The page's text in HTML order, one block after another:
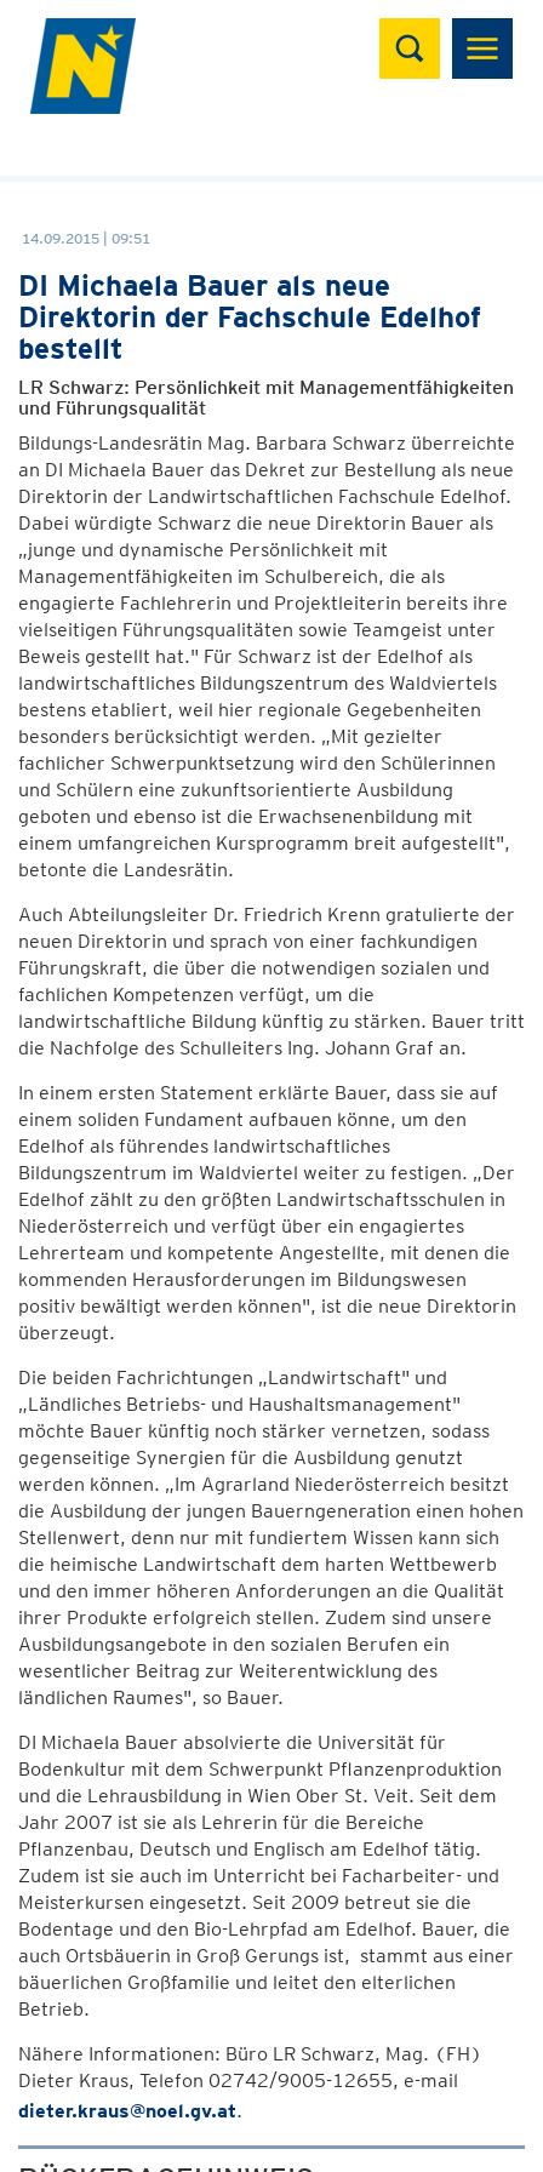
Suchen
14.09.2015 | 09:51
DI Michaela Bauer als neue
Direktorin der Fachschule Edelhof
bestellt
LR Schwarz: Persönlichkeit mit Managementfähigkeiten
und Führungsqualität
Bildungs-Landesrätin Mag. Barbara Schwarz überreichte
an DI Michaela Bauer das Dekret zur Bestellung als neue
Direktorin der Landwirtschaftlichen Fachschule Edelhof.
Dabei würdigte Schwarz die neue Direktorin Bauer als
„junge und dynamische Persönlichkeit mit
Managementfähigkeiten im Schulbereich, die als
engagierte Fachlehrerin und Projektleiterin bereits ihre
vielseitigen Führungsqualitäten sowie Teamgeist unter
Beweis gestellt hat." Für Schwarz ist der Edelhof als
landwirtschaftliches Bildungszentrum des Waldviertels
bestens etabliert, weil hier regionale Gegebenheiten
besonders berücksichtigt werden. „Mit gezielter
fachlicher Schwerpunktsetzung wird den Schülerinnen
und Schülern eine zukunftsorientierte Ausbildung
geboten und ebenso ist die Erwachsenenbildung mit
einem umfangreichen Kursprogramm breit aufgestellt",
betonte die Landesrätin.
Auch Abteilungsleiter Dr. Friedrich Krenn gratulierte der
neuen Direktorin und sprach von einer fachkundigen
Führungskraft, die über die notwendigen sozialen und
fachlichen Kompetenzen verfügt, um die
landwirtschaftliche Bildung künftig zu stärken. Bauer tritt
die Nachfolge des Schulleiters Ing. Johann Graf an.
In einem ersten Statement erklärte Bauer, dass sie auf
einem soliden Fundament aufbauen könne, um den
Edelhof als führendes landwirtschaftliches
Bildungszentrum im Waldviertel weiter zu festigen. „Der
Edelhof zählt zu den größten Landwirtschaftsschulen in
Niederösterreich und verfügt über ein engagiertes
Lehrerteam und kompetente Angestellte, mit denen die
kommenden Herausforderungen im Bildungswesen
positiv bewältigt werden können", ist die neue Direktorin
überzeugt.
Die beiden Fachrichtungen „Landwirtschaft" und
„Ländliches Betriebs- und Haushaltsmanagement"
möchte Bauer künftig noch stärker vernetzen, sodass
gegenseitige Synergien für die Ausbildung genutzt
werden können. „Im Agrarland Niederösterreich besitzt
die Ausbildung der jungen Bauerngeneration einen hohen
Stellenwert, denn nur mit fundiertem Wissen kann sich
die heimische Landwirtschaft dem harten Wettbewerb
und den immer höheren Anforderungen an die Qualität
ihrer Produkte erfolgreich stellen. Zudem sind unsere
Ausbildungsangebote in den sozialen Berufen ein
wesentlicher Beitrag zur Weiterentwicklung des
ländlichen Raumes", so Bauer.
DI Michaela Bauer absolvierte die Universität für
Bodenkultur mit dem Schwerpunkt Pflanzenproduktion
und die Lehrausbildung in Wien Ober St. Veit. Seit dem
Jahr 2007 ist sie als Lehrerin für die Bereiche
Pflanzenbau, Deutsch und Englisch am Edelhof tätig.
Zudem ist sie auch im Unterricht bei Facharbeiter- und
Meisterkursen eingesetzt. Seit 2009 betreut sie die
Bodentage und den Bio-Lehrpfad am Edelhof. Bauer, die
auch Ortsbäuerin in Groß Gerungs ist, stammt aus einer
bäuerlichen Großfamilie und leitet den elterlichen
Betrieb.
Nähere Informationen: Büro LR Schwarz, Mag. (FH)
Dieter Kraus, Telefon 02742/9005-12655, e-mail
dieter.kraus@noel.gv.at.